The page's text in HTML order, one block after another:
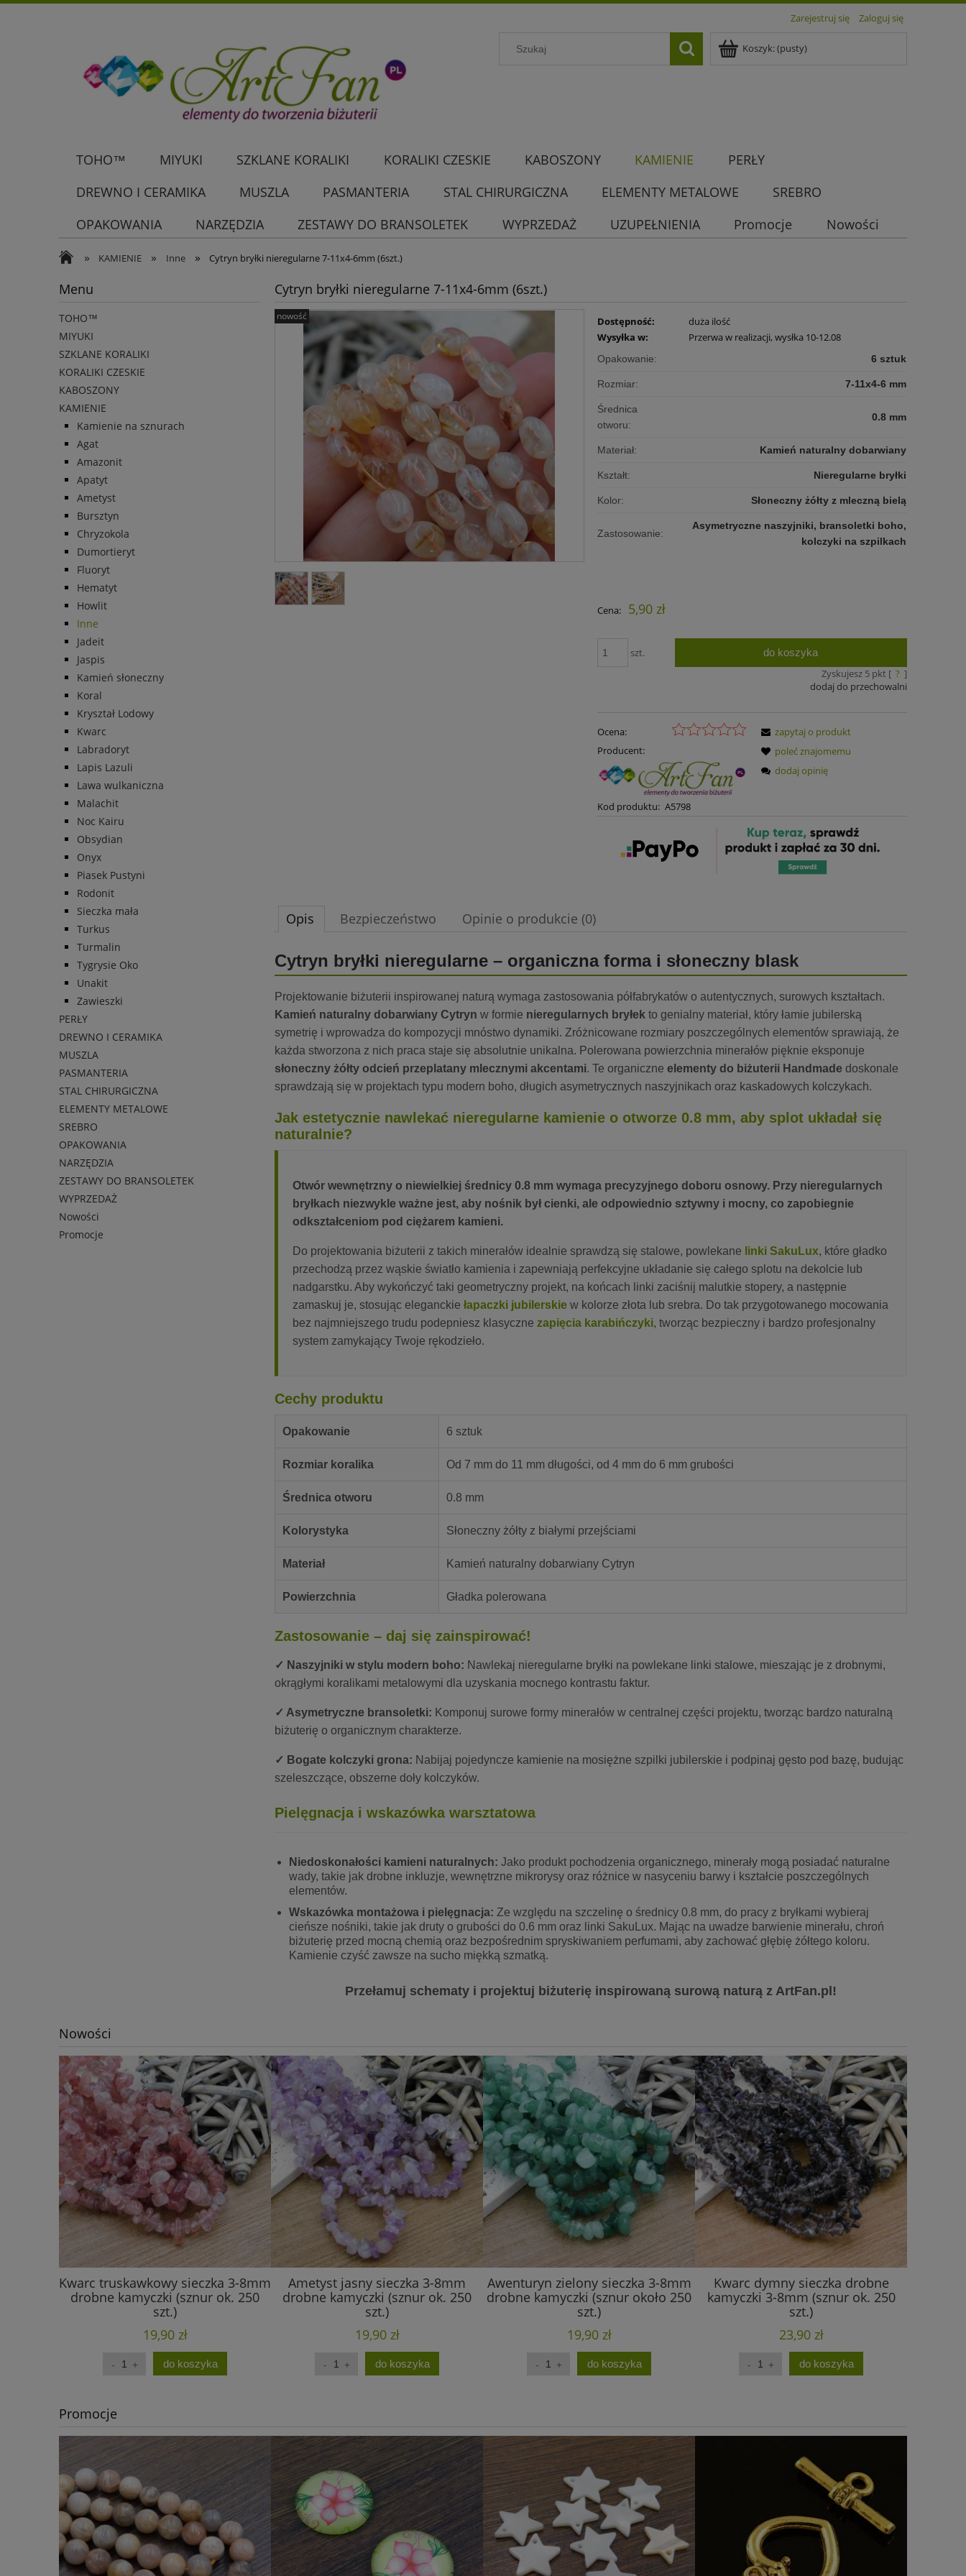
Zarejestruj się Zaloguj się
Koszyk:(pusty)
TOHO™ MIYUKI SZKLANE KORALIKI KORALIKI CZESKIE KABOSZONY KAMIENIE
PERŁY
DREWNO I CERAMIKA
MUSZLA PASMANTERIA STAL CHIRURGICZNA ELEMENTY METALOWE
SREBRO
OPAKOWANIA
NARZĘDZIA ZESTAWY DO BRANSOLETEK WYPRZEDAŻ UZUPEŁNIENIA Promocje Nowości
» KAMIENIE » Inne » Cytryn bryłki nieregularne 7-11x4-6mm (6szt.)
Menu
TOHO™
MIYUKI
SZKLANE KORALIKI
KORALIKI CZESKIE
KABOSZONY
KAMIENIE
Kamienie na sznurach
Agat
Amazonit
Apatyt
Ametyst
Bursztyn
Chryzokola
Dumortieryt
Fluoryt
Hematyt
Howlit
Inne
Jadeit
Jaspis
Kamień słoneczny
Koral
Kryształ Lodowy
Kwarc
Labradoryt
Lapis Lazuli
Lawa wulkaniczna
Malachit
Noc Kairu
Obsydian
Onyx
Piasek Pustyni
Rodonit
Sieczka mała
Turkus
Turmalin
Tygrysie Oko
Unakit
Zawieszki
PERŁY
DREWNO I CERAMIKA
MUSZLA
PASMANTERIA
STAL CHIRURGICZNA
ELEMENTY METALOWE
SREBRO
OPAKOWANIA
NARZĘDZIA
ZESTAWY DO BRANSOLETEK
WYPRZEDAŻ
Nowości
Promocje
Cytryn bryłki nieregularne 7-11x4-6mm (6szt.)
nowość Dostępność:
duża ilość
Wysyłka w:
Przerwa w realizacji, wysłka 10-12.08
Opakowanie: 6 sztuk
Rozmiar: 7-11x4-6 mm
Średnica
otworu:
0.8 mm
Materiał: Kamień naturalny dobarwiany
Kształt: Nieregularne bryłki
Kolor: Słoneczny żółty z mleczną bielą
Zastosowanie:
Asymetryczne naszyjniki, bransoletki boho,
kolczyki na szpilkach
Cena: 5,90 zł
szt. do koszyka
Zyskujesz 5pkt [ ? ]
dodaj do przechowalni
Ocena:
Producent:
Kod produktu: A5798
zapytaj o produkt
poleć znajomemu
dodaj opinię
Opis Bezpieczeństwo Opinie o produkcie (0)
Cytryn bryłki nieregularne – organiczna forma i słoneczny blask
Projektowanie biżuterii inspirowanej naturą wymaga zastosowania półfabrykatów o autentycznych, surowych kształtach.
Kamień naturalny dobarwiany Cytryn w formie nieregularnych bryłek to genialny materiał, który łamie jubilerską
symetrię i wprowadza do kompozycji mnóstwo dynamiki. Zróżnicowane rozmiary poszczególnych elementów sprawiają, że
każda stworzona z nich praca staje się absolutnie unikalna. Polerowana powierzchnia minerałów pięknie eksponuje
słoneczny żółty odcień przeplatany mlecznymi akcentami. Te organiczne elementy do biżuterii Handmade doskonale
sprawdzają się w projektach typu modern boho, długich asymetrycznych naszyjnikach oraz kaskadowych kolczykach.
Jak estetycznie nawlekać nieregularne kamienie o otworze 0.8 mm, aby splot układał się
naturalnie?
Otwór wewnętrzny o niewielkiej średnicy 0.8 mm wymaga precyzyjnego doboru osnowy. Przy nieregularnych
bryłkach niezwykle ważne jest, aby nośnik był cienki, ale odpowiednio sztywny i mocny, co zapobiegnie
odkształceniom pod ciężarem kamieni.
Do projektowania biżuterii z takich minerałów idealnie sprawdzą się stalowe, powlekane linki SakuLux, które gładko
przechodzą przez wąskie światło kamienia i zapewniają perfekcyjne układanie się całego splotu na dekolcie lub
nadgarstku. Aby wykończyć taki geometryczny projekt, na końcach linki zaciśnij malutkie stopery, a następnie
zamaskuj je, stosując eleganckie łapaczki jubilerskie w kolorze złota lub srebra. Do tak przygotowanego mocowania
bez najmniejszego trudu podepniesz klasyczne zapięcia karabińczyki, tworząc bezpieczny i bardzo profesjonalny
system zamykający Twoje rękodzieło.
Cechy produktu
Opakowanie 6 sztuk
Rozmiar koralika Od 7 mm do 11 mm długości, od 4 mm do 6 mm grubości
Średnica otworu 0.8 mm
Kolorystyka Słoneczny żółty z białymi przejściami
Materiał Kamień naturalny dobarwiany Cytryn
Powierzchnia Gładka polerowana
Zastosowanie – daj się zainspirować!
✓ Naszyjniki w stylu modern boho: Nawlekaj nieregularne bryłki na powlekane linki stalowe, mieszając je z drobnymi,
okrągłymi koralikami metalowymi dla uzyskania mocnego kontrastu faktur.
✓ Asymetryczne bransoletki: Komponuj surowe formy minerałów w centralnej części projektu, tworząc bardzo naturalną
biżuterię o organicznym charakterze.
✓ Bogate kolczyki grona: Nabijaj pojedyncze kamienie na mosiężne szpilki jubilerskie i podpinaj gęsto pod bazę, budując
szeleszczące, obszerne doły kolczyków.
Pielęgnacja i wskazówka warsztatowa
Niedoskonałości kamieni naturalnych: Jako produkt pochodzenia organicznego, minerały mogą posiadać naturalne
wady, takie jak drobne inkluzje, wewnętrzne mikrorysy oraz różnice w nasyceniu barwy i kształcie poszczególnych
elementów.
Wskazówka montażowa i pielęgnacja: Ze względu na szczelinę o średnicy 0.8 mm, do pracy z bryłkami wybieraj
cieńsze nośniki, takie jak druty o grubości do 0.6 mm oraz linki SakuLux. Mając na uwadze barwienie minerału, chroń
biżuterię przed mocną chemią oraz bezpośrednim spryskiwaniem perfumami, aby zachować głębię żółtego koloru.
Kamienie czyść zawsze na sucho miękką szmatką.
Przełamuj schematy i projektuj biżuterię inspirowaną surową naturą z ArtFan.pl!
Nowości
Kwarc truskawkowy sieczka 3-8mm
drobne kamyczki (sznur ok. 250
szt.)
19,90 zł
do koszyka
Ametyst jasny sieczka 3-8mm
drobne kamyczki (sznur ok. 250
szt.)
19,90 zł
do koszyka
Awenturyn zielony sieczka 3-8mm
drobne kamyczki (sznur około 250
szt.)
19,90 zł
do koszyka
Kwarc dymny sieczka drobne
kamyczki 3-8mm (sznur ok. 250
szt.)
23,90 zł
do koszyka
Promocje